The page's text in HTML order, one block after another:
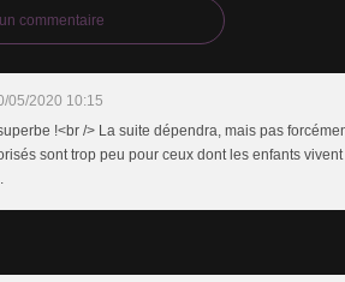
commentaire
05/2020 10:15
!<br /> La suite dépendra, mais pas
sont trop peu pour ceux dont les enfants